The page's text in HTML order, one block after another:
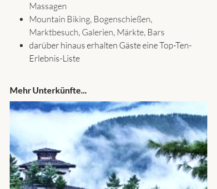
Massagen
Mountain Biking, Bogenschießen,
Marktbesuch, Galerien, Märkte, Bars
darüber hinaus erhalten Gäste eine Top-Ten-
Erlebnis-Liste
Mehr Unterkünfte...